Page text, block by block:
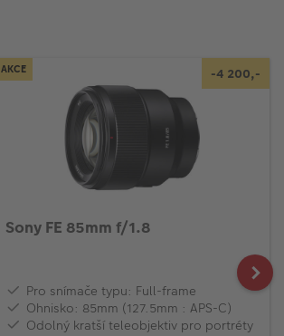
AKCE -4 200,-
Sony FE 85mm f/1.8
Pro snímače typu: Full-frame
Ohnisko: 85mm (127.5mm : APS-C)
Odolný kratší teleobjektiv pro portréty